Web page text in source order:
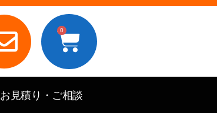
0
お見積り・ご相談